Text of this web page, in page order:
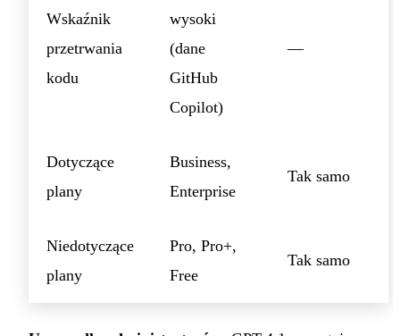
Wskaźnik
przetrwania
kodu
wysoki
(dane
GitHub
Copilot)
—
Dotyczące
plany
Business,
Enterprise
Tak samo
Niedotyczące
plany
Pro, Pro+,
Free
Tak samo